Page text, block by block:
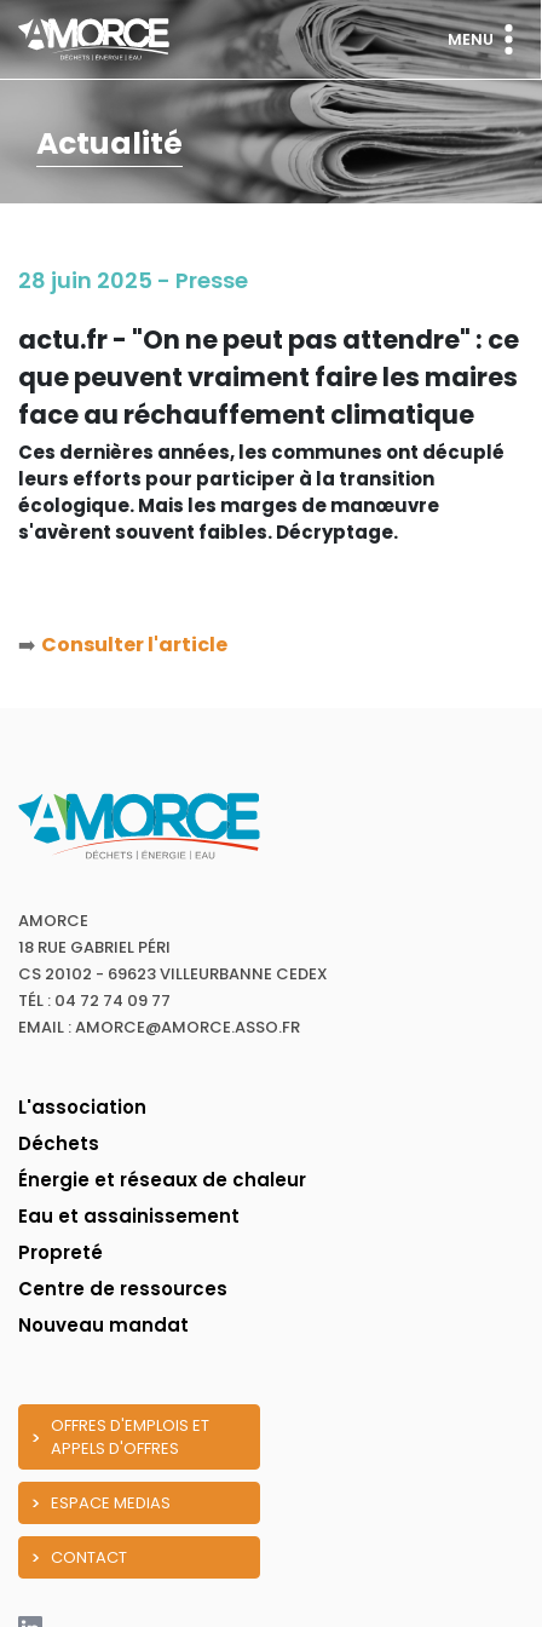
MENU
Actualité
28 juin 2025 - Presse
actu.fr - "On ne peut pas attendre" : ce
que peuvent vraiment faire les maires
face au réchauffement climatique
Ces dernières années, les communes ont décuplé
leurs efforts pour participer à la transition
écologique. Mais les marges de manœuvre
s'avèrent souvent faibles. Décryptage.
➡️ Consulter l'article
AMORCE
18 RUE GABRIEL PÉRI
CS 20102 - 69623 VILLEURBANNE CEDEX
TÉL : 04 72 74 09 77
EMAIL : AMORCE@AMORCE.ASSO.FR
L'association
Déchets
Énergie et réseaux de chaleur
Eau et assainissement
Propreté
Centre de ressources
Nouveau mandat
OFFRES D'EMPLOIS ET
APPELS D'OFFRES
ESPACE MEDIAS
CONTACT